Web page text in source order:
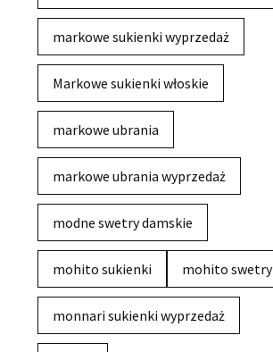
markowe sukienki wyprzedaż
Markowe sukienki włoskie
markowe ubrania
markowe ubrania wyprzedaż
modne swetry damskie
mohito sukienki mohito swetry
monnari sukienki wyprzedaż